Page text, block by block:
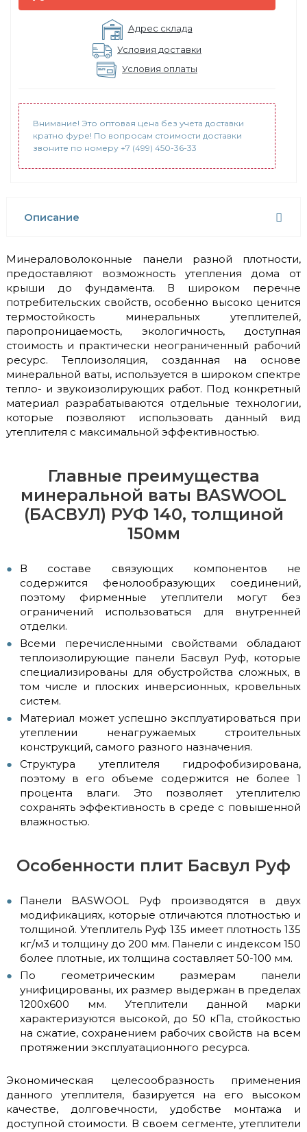
Адрес склада
Условия доставки
Условия оплаты
Внимание! Это оптовая цена без учета доставки
кратно фуре! По вопросам стоимости доставки
звоните по номеру +7 (499) 450-36-33
Описание
Минераловолоконные панели разной плотности,
предоставляют возможность утепления дома от
крыши до фундамента. В широком перечне
потребительских свойств, особенно высоко ценится
термостойкость минеральных утеплителей,
паропроницаемость, экологичность, доступная
стоимость и практически неограниченный рабочий
ресурс. Теплоизоляция, созданная на основе
минеральной ваты, используется в широком спектре
тепло- и звукоизолирующих работ. Под конкретный
материал разрабатываются отдельные технологии,
которые позволяют использовать данный вид
утеплителя с максимальной эффективностью.
Главные преимущества
минеральной ваты BASWOOL
(БАСВУЛ) РУФ 140, толщиной
150мм
В составе связующих компонентов не
содержится фенолообразующих соединений,
поэтому фирменные утеплители могут без
ограничений использоваться для внутренней
отделки.
Всеми перечисленными свойствами обладают
теплоизолирующие панели Басвул Руф, которые
специализированы для обустройства сложных, в
том числе и плоских инверсионных, кровельных
систем.
Материал может успешно эксплуатироваться при
утеплении ненагружаемых строительных
конструкций, самого разного назначения.
Структура утеплителя гидрофобизирована,
поэтому в его объеме содержится не более 1
процента влаги. Это позволяет утеплителю
сохранять эффективность в среде с повышенной
влажностью.
Особенности плит Басвул Руф
Панели BASWOOL Руф производятся в двух
модификациях, которые отличаются плотностью и
толщиной. Утеплитель Руф 135 имеет плотность 135
кг/м3 и толщину до 200 мм. Панели с индексом 150
более плотные, их толщина составляет 50-100 мм.
По геометрическим размерам панели
унифицированы, их размер выдержан в пределах
1200х600 мм. Утеплители данной марки
характеризуются высокой, до 50 кПа, стойкостью
на сжатие, сохранением рабочих свойств на всем
протяжении эксплуатационного ресурса.
Экономическая целесообразность применения
данного утеплителя, базируется на его высоком
качестве, долговечности, удобстве монтажа и
доступной стоимости. В своем сегменте, утеплители